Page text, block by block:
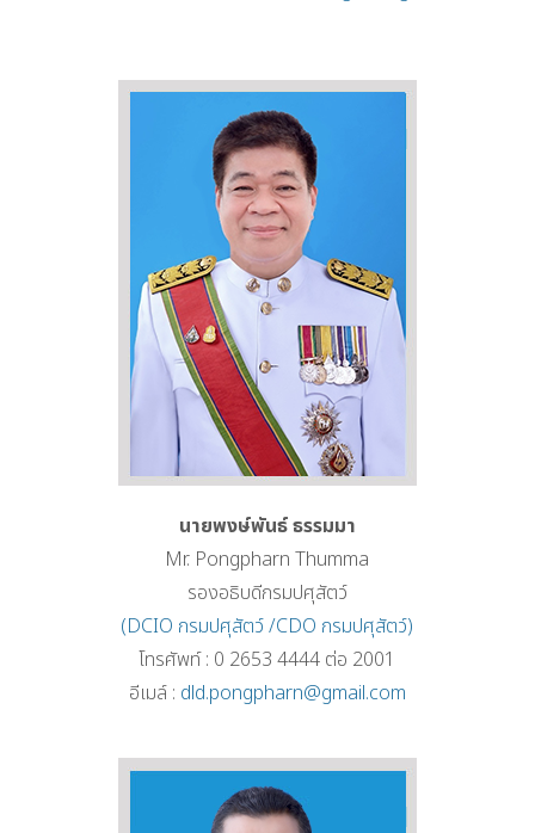
นายพงษ์พันธ์ ธรรมมา
Mr. Pongpharn Thumma
รองอธิบดีกรมปศุสัตว์
(DCIO กรมปศุสัตว์ /CDO กรมปศุสัตว์)
โทรศัพท์ : 0 2653 4444 ต่อ 2001
อีเมล์ : dld.pongpharn@gmail.com